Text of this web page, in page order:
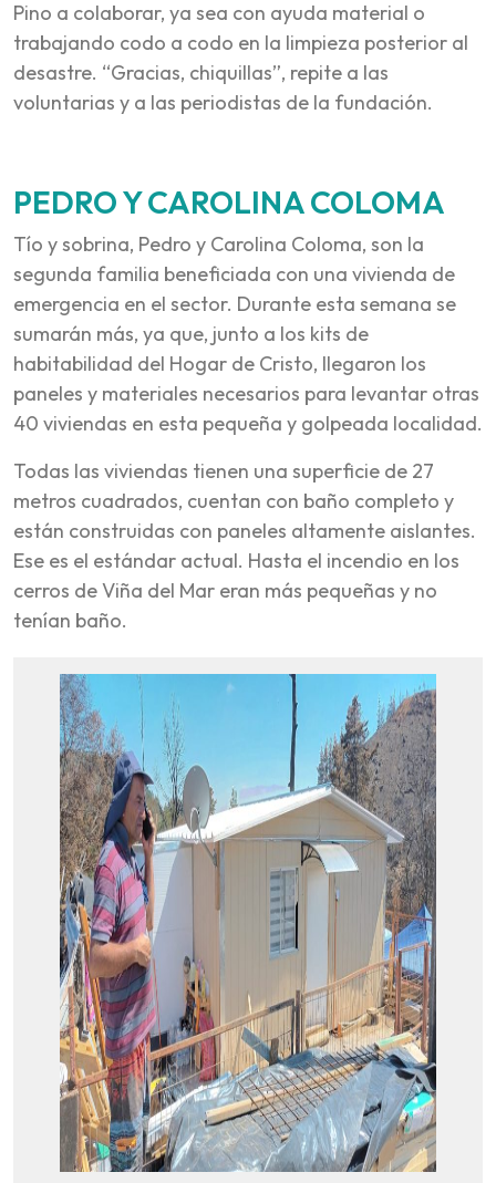
Pino a colaborar, ya sea con ayuda material o
trabajando codo a codo en la limpieza posterior al
desastre. “Gracias, chiquillas”, repite a las
voluntarias y a las periodistas de la fundación.
PEDRO Y CAROLINA COLOMA
Tío y sobrina, Pedro y Carolina Coloma, son la
segunda familia beneficiada con una vivienda de
emergencia en el sector. Durante esta semana se
sumarán más, ya que, junto a los kits de
habitabilidad del Hogar de Cristo, llegaron los
paneles y materiales necesarios para levantar otras
40 viviendas en esta pequeña y golpeada localidad.
Todas las viviendas tienen una superficie de 27
metros cuadrados, cuentan con baño completo y
están construidas con paneles altamente aislantes.
Ese es el estándar actual. Hasta el incendio en los
cerros de Viña del Mar eran más pequeñas y no
tenían baño.